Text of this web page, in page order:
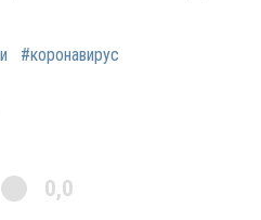
#коронавирус
0,0